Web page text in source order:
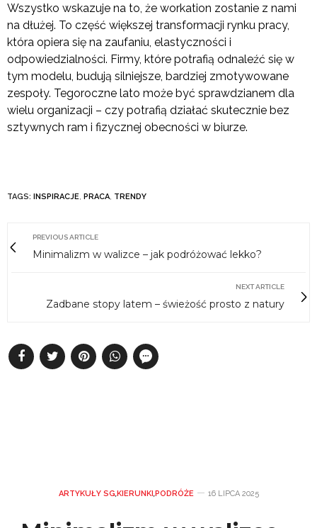
Wszystko wskazuje na to, że workation zostanie z nami
na dłużej. To część większej transformacji rynku pracy,
która opiera się na zaufaniu, elastyczności i
odpowiedzialności. Firmy, które potrafią odnaleźć się w
tym modelu, budują silniejsze, bardziej zmotywowane
zespoły. Tegoroczne lato może być sprawdzianem dla
wielu organizacji – czy potrafią działać skutecznie bez
sztywnych ram i fizycznej obecności w biurze.
TAGS: INSPIRACJE, PRACA, TRENDY
PREVIOUS ARTICLE
Minimalizm w walizce – jak podróżować lekko?
NEXT ARTICLE
Zadbane stopy latem – świeżość prosto z natury
ARTYKUŁY SG,KIERUNKI,PODRÓŻE 16 LIPCA 2025